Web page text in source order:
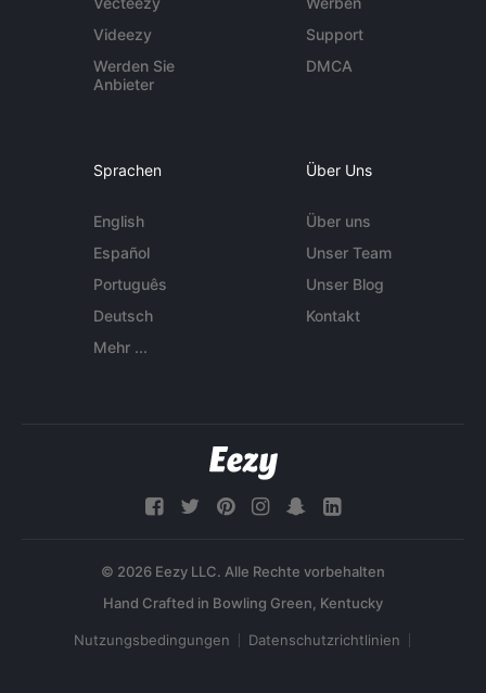
Videezy
Werden Sie
Anbieter
Support
DMCA
Sprachen
English
Español
Português
Deutsch
Mehr ...
Über Uns
Über uns
Unser Team
Unser Blog
Kontakt
© 2026 Eezy LLC. Alle Rechte vorbehalten
Nutzungsbedingungen Datenschutzrichtlinien